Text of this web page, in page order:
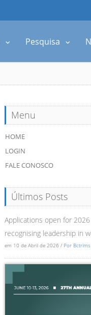
Pesquisa
Menu
HOME
LOGIN
FALE CONOSCO
Últimos Posts
Applications open for
recognising leadership in
em 10 de Abril de 2026 / Por Bctrims